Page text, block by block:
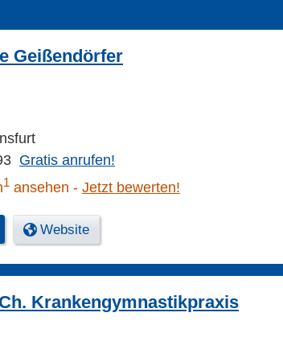
Geißendörfer
Gratis anrufen!
1 ansehen Jetzt bewerten!
Website
Krankengymnastikpraxis